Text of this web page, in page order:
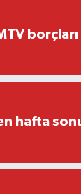
hafta sonu